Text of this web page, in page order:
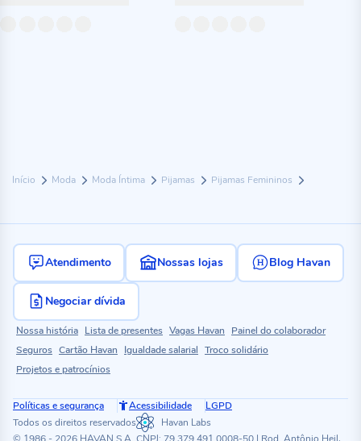
Início Moda Moda Íntima Pijamas Pijamas Femininos
Atendimento Nossas lojas Blog Havan
Negociar dívida
Nossa história Lista de presentes Vagas Havan
Painel do colaborador
Seguros Cartão Havan Igualdade salarial Troco solidário
Projetos e patrocínios
Políticas e segurança Acessibilidade
LGPD
Todos os direitos reservados
Havan Labs